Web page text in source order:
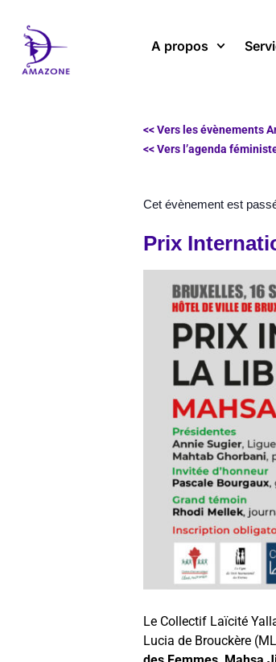
contenu
A propos
<< Vers les évènements
<< Vers l’agenda
Cet évènement est
Prix
Le Collectif Laïcité
Lucia de Brouckère